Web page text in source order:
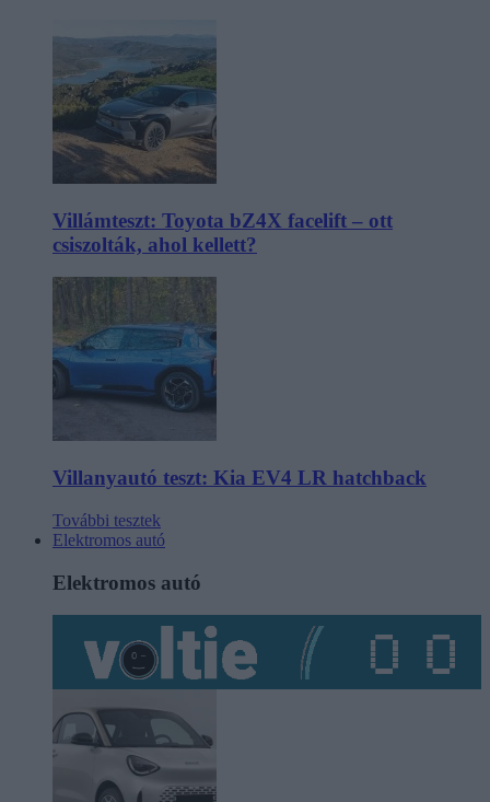
Villámteszt: Toyota bZ4X facelift – ott
csiszolták, ahol kellett?
Villanyautó teszt: Kia EV4 LR hatchback
További tesztek
Elektromos autó
Elektromos autó